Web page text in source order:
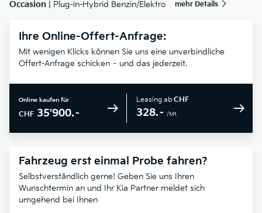
Occasion | Plug-in-Hybrid Benzin/Elektro mehr Details
Ihre Online-Offert-Anfrage:
Mit wenigen Klicks können Sie uns eine unverbindliche
Offert-Anfrage schicken – und das jederzeit.
Online kaufen für
CHF 35'900.–
Leasing ab CHF
328.– /Mt.
Fahrzeug erst einmal Probe fahren?
Selbstverständlich gerne! Geben Sie uns Ihren
Wunschtermin an und Ihr Kia Partner meldet sich
umgehend bei Ihnen